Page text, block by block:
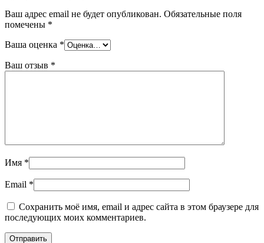
Ваш адрес email не будет опубликован. Обязательные поля
помечены *
Ваша оценка *
Ваш отзыв *
Имя *
Email *
Сохранить моё имя, email и адрес сайта в этом браузере для
последующих моих комментариев.